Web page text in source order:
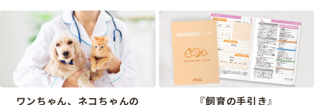
ワンちゃん、ネコちゃんの
『飼育の手引き』